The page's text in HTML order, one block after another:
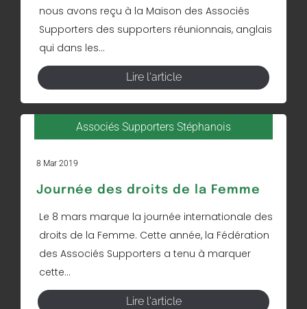
nous avons reçu à la Maison des Associés
Supporters des supporters réunionnais, anglais
qui dans les...
Lire l'article
Associés Supporters Stéphanois
8 Mar 2019
Journée des droits de la Femme
Le 8 mars marque la journée internationale des
droits de la Femme. Cette année, la Fédération
des Associés Supporters a tenu à marquer
cette...
Lire l'article